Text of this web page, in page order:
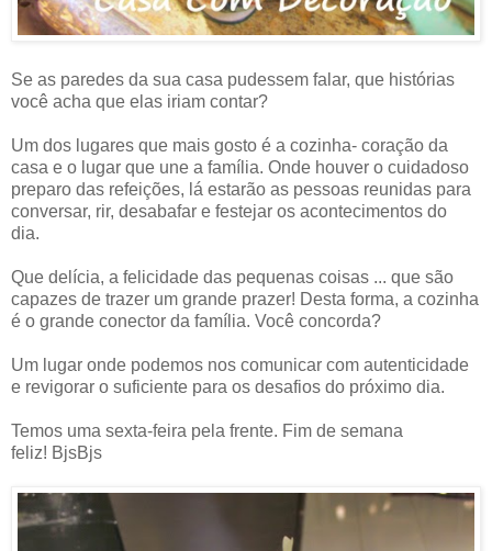
Se as paredes da sua casa pudessem falar, que histórias
você acha que elas iriam contar?
Um dos lugares que mais gosto é a cozinha- coração da
casa e o lugar que une a família. Onde houver o cuidadoso
preparo das refeições, lá estarão as pessoas reunidas para
conversar, rir, desabafar e festejar os acontecimentos do
dia.
Que delícia, a felicidade das pequenas coisas ... que são
capazes de trazer um grande prazer! Desta forma, a cozinha
é o grande conector da família. Você concorda?
Um lugar onde podemos nos comunicar com autenticidade
e revigorar o suficiente para os desafios do próximo dia.
Temos uma sexta-feira pela frente. Fim de semana
feliz! BjsBjs